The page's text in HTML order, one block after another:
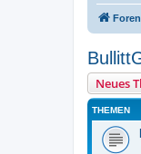
Neues
THEMEN